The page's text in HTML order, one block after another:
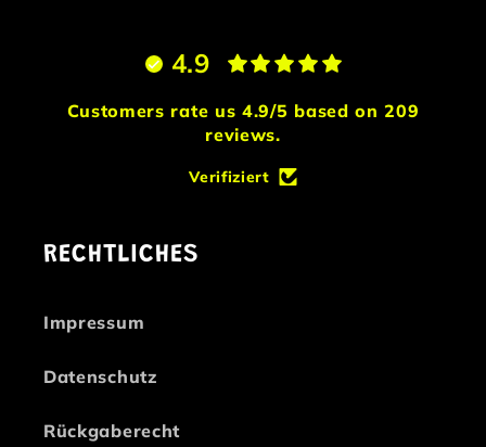
4.9
Customers rate us 4.9/5 based on 209
reviews.
Verifiziert
RECHTLICHES
Impressum
Datenschutz
Rückgaberecht